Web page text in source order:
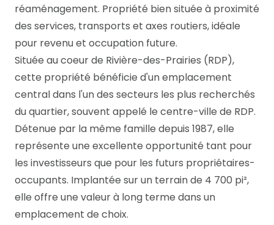
réaménagement. Propriété bien située à proximité
des services, transports et axes routiers, idéale
pour revenu et occupation future.
Située au coeur de Rivière-des-Prairies (RDP),
cette propriété bénéficie d'un emplacement
central dans l'un des secteurs les plus recherchés
du quartier, souvent appelé le centre-ville de RDP.
Détenue par la même famille depuis 1987, elle
représente une excellente opportunité tant pour
les investisseurs que pour les futurs propriétaires-
occupants. Implantée sur un terrain de 4 700 pi²,
elle offre une valeur à long terme dans un
emplacement de choix.